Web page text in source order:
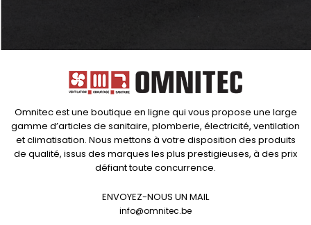
Omnitec est une boutique en ligne qui vous propose une large
gamme d’articles de sanitaire, plomberie, électricité, ventilation
et climatisation. Nous mettons à votre disposition des produits
de qualité, issus des marques les plus prestigieuses, à des prix
défiant toute concurrence.
ENVOYEZ-NOUS UN MAIL
info@omnitec.be